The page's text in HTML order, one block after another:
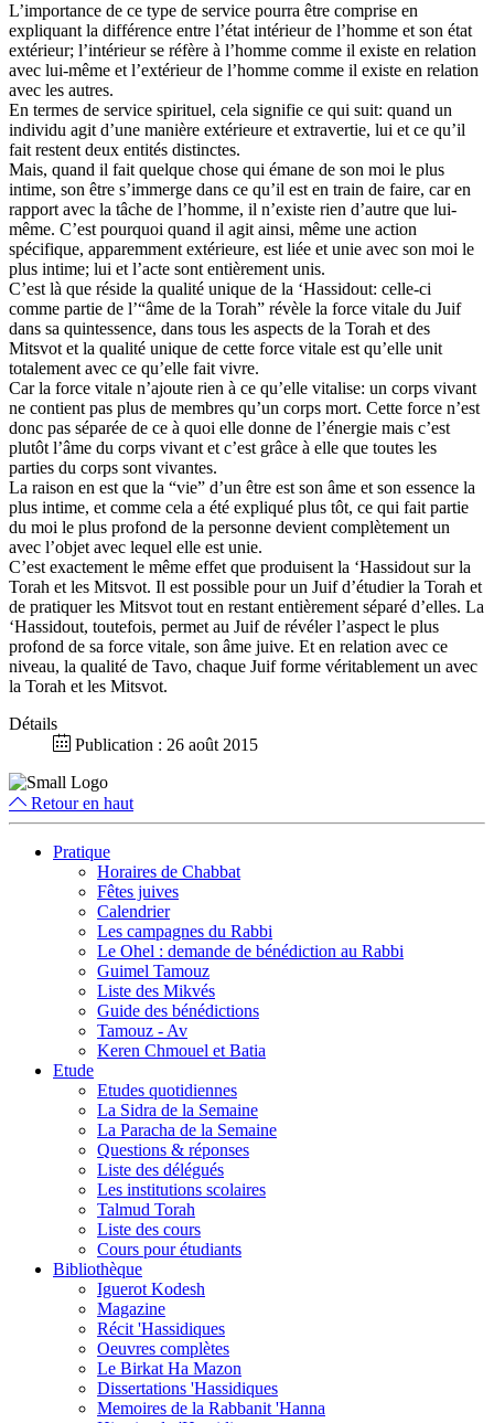
L’importance de ce type de service pourra être comprise en
expliquant la différence entre l’état intérieur de l’homme et son état
extérieur; l’intérieur se réfère à l’homme comme il existe en relation
avec lui-même et l’extérieur de l’homme comme il existe en relation
avec les autres.
En termes de service spirituel, cela signifie ce qui suit: quand un
individu agit d’une manière extérieure et extravertie, lui et ce qu’il
fait restent deux entités distinctes.
Mais, quand il fait quelque chose qui émane de son moi le plus
intime, son être s’immerge dans ce qu’il est en train de faire, car en
rapport avec la tâche de l’homme, il n’existe rien d’autre que lui-
même. C’est pourquoi quand il agit ainsi, même une action
spécifique, apparemment extérieure, est liée et unie avec son moi le
plus intime; lui et l’acte sont entièrement unis.
C’est là que réside la qualité unique de la ‘Hassidout: celle-ci
comme partie de l’“âme de la Torah” révèle la force vitale du Juif
dans sa quintessence, dans tous les aspects de la Torah et des
Mitsvot et la qualité unique de cette force vitale est qu’elle unit
totalement avec ce qu’elle fait vivre.
Car la force vitale n’ajoute rien à ce qu’elle vitalise: un corps vivant
ne contient pas plus de membres qu’un corps mort. Cette force n’est
donc pas séparée de ce à quoi elle donne de l’énergie mais c’est
plutôt l’âme du corps vivant et c’est grâce à elle que toutes les
parties du corps sont vivantes.
La raison en est que la “vie” d’un être est son âme et son essence la
plus intime, et comme cela a été expliqué plus tôt, ce qui fait partie
du moi le plus profond de la personne devient complètement un
avec l’objet avec lequel elle est unie.
C’est exactement le même effet que produisent la ‘Hassidout sur la
Torah et les Mitsvot. Il est possible pour un Juif d’étudier la Torah et
de pratiquer les Mitsvot tout en restant entièrement séparé d’elles. La
‘Hassidout, toutefois, permet au Juif de révéler l’aspect le plus
profond de sa force vitale, son âme juive. Et en relation avec ce
niveau, la qualité de Tavo, chaque Juif forme véritablement un avec
la Torah et les Mitsvot.
Détails
Publication : 26 août 2015
Retour en haut
Pratique
Horaires de Chabbat
Fêtes juives
Calendrier
Les campagnes du Rabbi
Le Ohel : demande de bénédiction au Rabbi
Guimel Tamouz
Liste des Mikvés
Guide des bénédictions
Tamouz - Av
Keren Chmouel et Batia
Etude
Etudes quotidiennes
La Sidra de la Semaine
La Paracha de la Semaine
Questions & réponses
Liste des délégués
Les institutions scolaires
Talmud Torah
Liste des cours
Cours pour étudiants
Bibliothèque
Iguerot Kodesh
Magazine
Récit 'Hassidiques
Oeuvres complètes
Le Birkat Ha Mazon
Dissertations 'Hassidiques
Memoires de la Rabbanit 'Hanna